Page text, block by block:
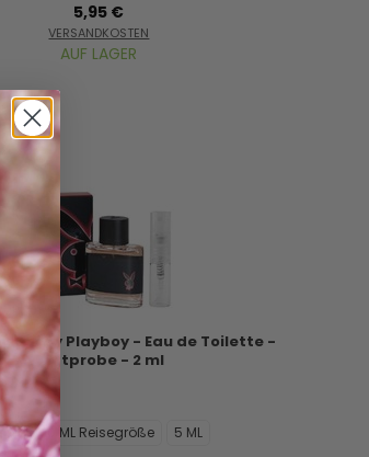
5,95 €
VERSANDKOSTEN
AUF LAGER
by Playboy - Eau de Toilette -
Duftprobe - 2 ml
ML 10 ML Reisegröße 5 ML